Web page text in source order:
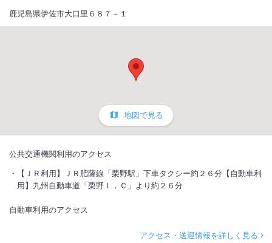
鹿児島県伊佐市大口里６８７－１
地図で見る
公共交通機関利用のアクセス
【ＪＲ利用】ＪＲ肥薩線「栗野駅」下車タクシー約２６分【自動車利
用】九州自動車道「栗野Ｉ．Ｃ」より約２６分
自動車利用のアクセス
アクセス・送迎情報を詳しく見る